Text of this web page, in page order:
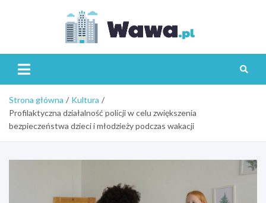
Strona główna
Kultura
Profilaktyczna działalność policji w celu zwiększenia
bezpieczeństwa dzieci i młodzieży podczas wakacji